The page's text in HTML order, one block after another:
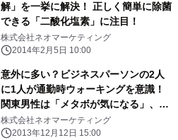
解」を一挙に解決！ 正しく簡単に除菌
できる「二酸化塩素」に注目！
株式会社ネオマーケティング
2014年2月5日 10:00
意外に多い？ビジネスパーソンの2人
に1人が通勤時ウォーキングを意識！
関東男性は「メタボが気になる」、関
西男性は「運動好き」 今後のビジネス
シーンは、革靴やヒールではなくウォ
株式会社ネオマーケティング
2013年12月12日 15:00